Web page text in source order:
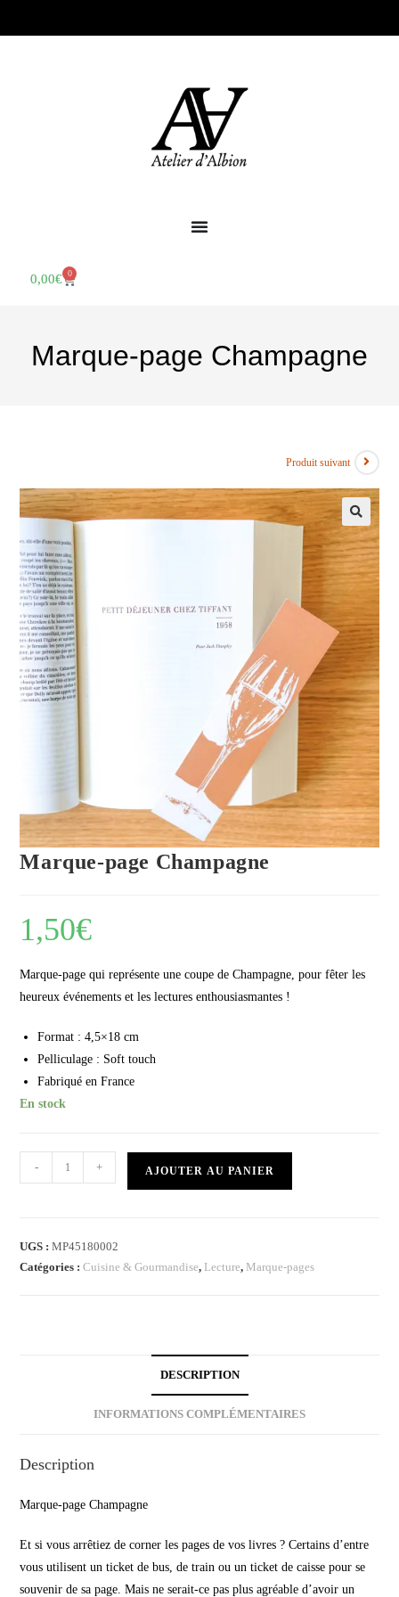
0,00€ 0
Marque-page Champagne
Produit suivant
Marque-page Champagne
1,50€
Marque-page qui représente une coupe de Champagne, pour fêter les
heureux événements et les lectures enthousiasmantes !
Format : 4,5×18 cm
Pelliculage : Soft touch
Fabriqué en France
En stock
- + AJOUTER AU PANIER
UGS :MP45180002
Catégories :Cuisine & Gourmandise, Lecture, Marque-pages
DESCRIPTION
INFORMATIONS COMPLÉMENTAIRES
Description
Marque-page Champagne
Et si vous arrêtiez de corner les pages de vos livres ? Certains d’entre
vous utilisent un ticket de bus, de train ou un ticket de caisse pour se
souvenir de sa page. Mais ne serait-ce pas plus agréable d’avoir un